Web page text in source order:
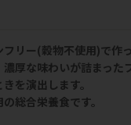
リー(穀物不使用)で作
厚な味わいが詰まった
を演出します。
総合栄養食です。